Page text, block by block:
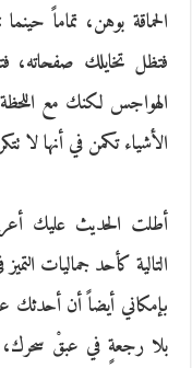
الحماقة بوهن، تماماً
فتظل تخايلك
الهواجس لكنك مع
الأشياء تكمن في أنها لا
أطلت الحديث عليك
التالية كأحد جماليات
بإمكاني أيضاً أن أحدثك
بلا رجعةٍ في عبقْ سحرك،